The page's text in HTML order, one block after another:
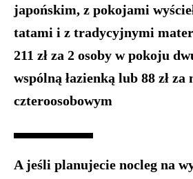
japońskim, z pokojami
tatami i z tradycyjnymi
211 zł za 2 osoby w pokoju
wspólną łazienką lub 88 zł
czteroosobowym
A jeśli planujecie nocleg na